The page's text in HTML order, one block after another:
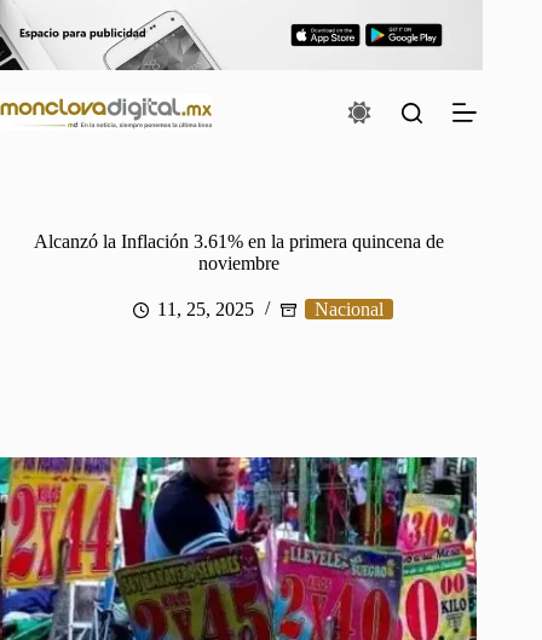
al
contenido
Alcanzó la Inflación 3.61% en la primera quincena de
noviembre
11, 25, 2025 Nacional